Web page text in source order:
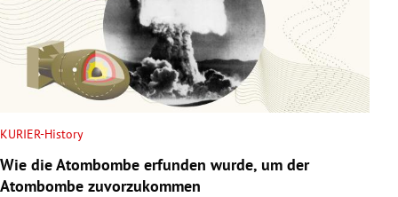
KURIER-History
Wie die Atombombe erfunden wurde, um der
Atombombe zuvorzukommen